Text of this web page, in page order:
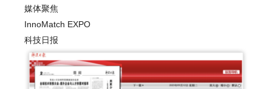
媒体聚焦
InnoMatch EXPO
科技日报